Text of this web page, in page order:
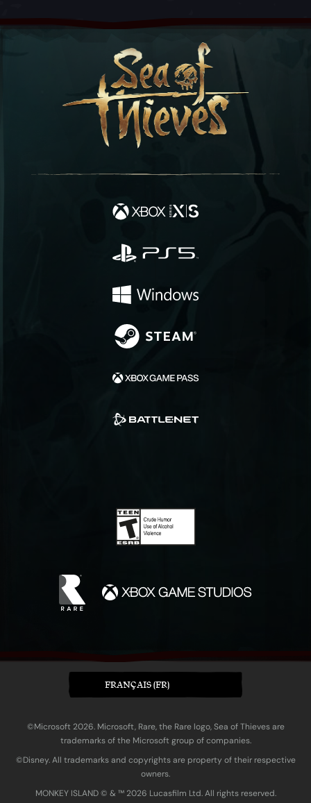
FRANÇAIS (FR)
©Microsoft 2026. Microsoft, Rare, the Rare logo, Sea of Thieves are
trademarks of the Microsoft group of companies.
©Disney. All trademarks and copyrights are property of their respective
owners.
MONKEY ISLAND © & ™ 20‍26 Lucasfilm Ltd. All rights reserved.